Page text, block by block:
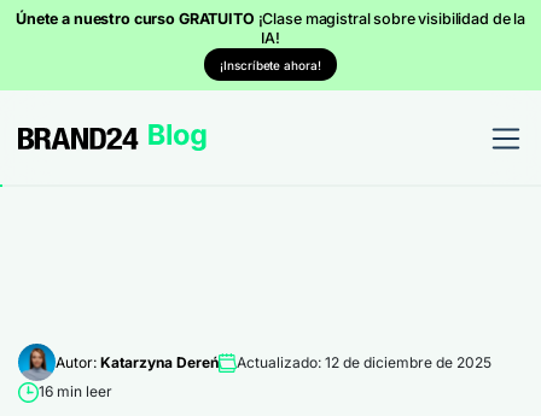
Únete a nuestro curso GRATUITO ¡Clase magistral sobre visibilidad de la
IA!
¡Inscríbete ahora!
Autor: Katarzyna Dereń
Actualizado: 12 de diciembre de 2025
16 min leer